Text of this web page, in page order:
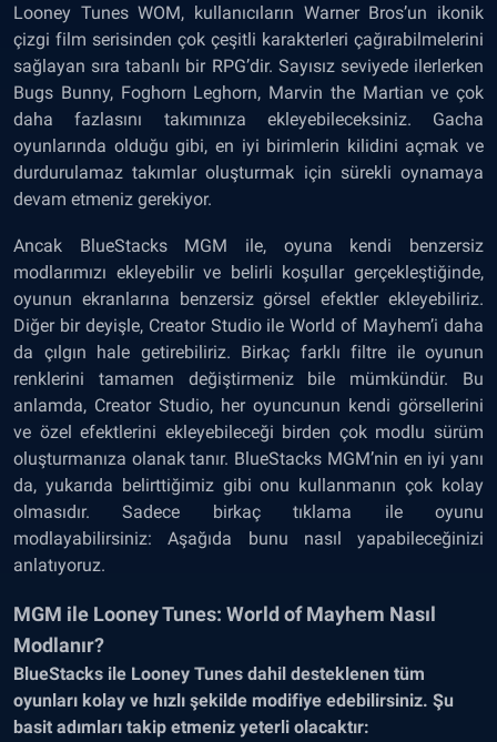
Looney Tunes WOM, kullanıcıların Warner Bros’un ikonik
çizgi film serisinden çok çeşitli karakterleri çağırabilmelerini
sağlayan sıra tabanlı bir RPG’dir. Sayısız seviyede ilerlerken
Bugs Bunny, Foghorn Leghorn, Marvin the Martian ve çok
daha fazlasını takımınıza ekleyebileceksiniz. Gacha
oyunlarında olduğu gibi, en iyi birimlerin kilidini açmak ve
durdurulamaz takımlar oluşturmak için sürekli oynamaya
devam etmeniz gerekiyor.
Ancak BlueStacks MGM ile, oyuna kendi benzersiz
modlarımızı ekleyebilir ve belirli koşullar gerçekleştiğinde,
oyunun ekranlarına benzersiz görsel efektler ekleyebiliriz.
Diğer bir deyişle, Creator Studio ile World of Mayhem’i daha
da çılgın hale getirebiliriz. Birkaç farklı filtre ile oyunun
renklerini tamamen değiştirmeniz bile mümkündür. Bu
anlamda, Creator Studio, her oyuncunun kendi görsellerini
ve özel efektlerini ekleyebileceği birden çok modlu sürüm
oluşturmanıza olanak tanır. BlueStacks MGM’nin en iyi yanı
da, yukarıda belirttiğimiz gibi onu kullanmanın çok kolay
olmasıdır. Sadece birkaç tıklama ile oyunu
modlayabilirsiniz: Aşağıda bunu nasıl yapabileceğinizi
anlatıyoruz.
MGM ile Looney Tunes: World of Mayhem Nasıl
Modlanır?
BlueStacks ile Looney Tunes dahil desteklenen tüm
oyunları kolay ve hızlı şekilde modifiye edebilirsiniz. Şu
basit adımları takip etmeniz yeterli olacaktır: